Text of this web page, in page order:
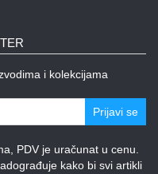
i kolekcijama
Prijavi se
PDV je uračunat u cenu.
kako bi svi artikli